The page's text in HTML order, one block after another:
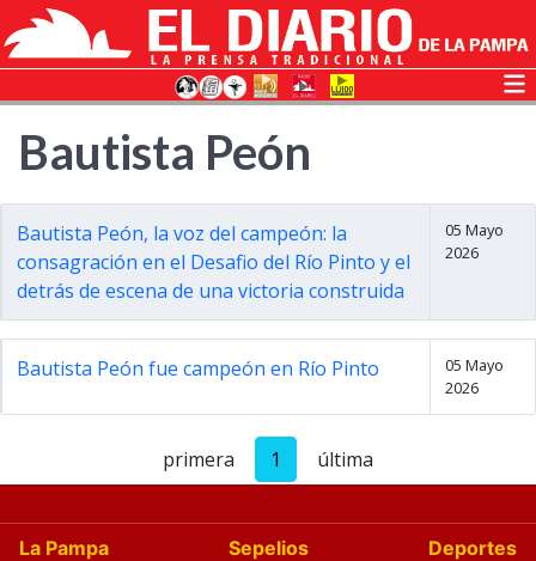
Bautista Peón
Bautista Peón, la voz del campeón: la
consagración en el Desafio del Río Pinto y el
detrás de escena de una victoria construida
05 Mayo
2026
Bautista Peón fue campeón en Río Pinto
05 Mayo
2026
primera 1 última
La Pampa Sepelios
Deportes